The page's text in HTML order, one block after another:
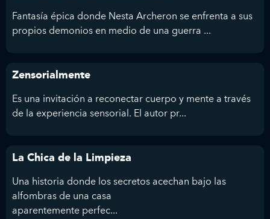
Fantasía épica donde Nesta Archeron se enfrenta a sus
propios demonios en medio de una guerra ...
Zensorialmente
Es una invitación a reconectar cuerpo y mente a través
de la experiencia sensorial. El autor pr...
La Chica de la Limpieza
Una historia donde los secretos acechan bajo las
alfombras de una casa
aparentemente perfec...